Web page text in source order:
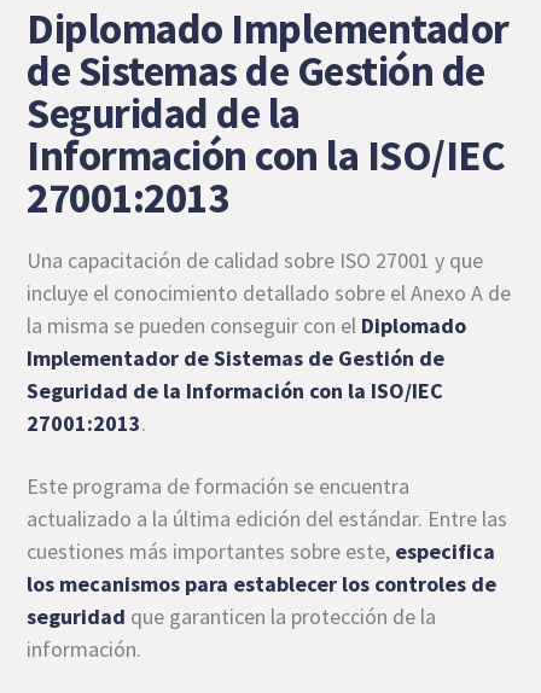
Diplomado Implementador
de Sistemas de Gestión de
Seguridad de la
Información con la ISO/IEC
27001:2013
Una capacitación de calidad sobre ISO 27001 y que
incluye el conocimiento detallado sobre el Anexo A de
la misma se pueden conseguir con el Diplomado
Implementador de Sistemas de Gestión de
Seguridad de la Información con la ISO/IEC
27001:2013.
Este programa de formación se encuentra
actualizado a la última edición del estándar. Entre las
cuestiones más importantes sobre este, especifica
los mecanismos para establecer los controles de
seguridad que garanticen la protección de la
información.